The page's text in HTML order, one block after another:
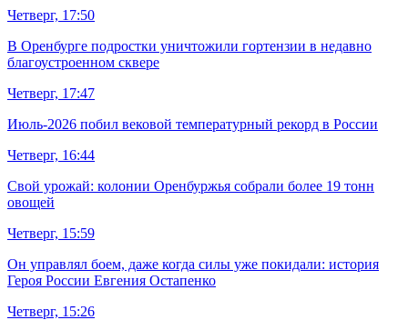
Четверг, 17:50
В Оренбурге подростки уничтожили гортензии в недавно
благоустроенном сквере
Четверг, 17:47
Июль-2026 побил вековой температурный рекорд в России
Четверг, 16:44
Свой урожай: колонии Оренбуржья собрали более 19 тонн
овощей
Четверг, 15:59
Он управлял боем, даже когда силы уже покидали: история
Героя России Евгения Остапенко
Четверг, 15:26